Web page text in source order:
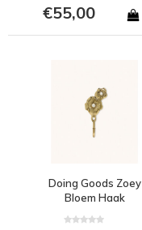
€55,00
Doing Goods Zoey
Bloem Haak